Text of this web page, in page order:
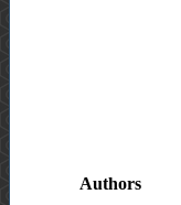
Authors